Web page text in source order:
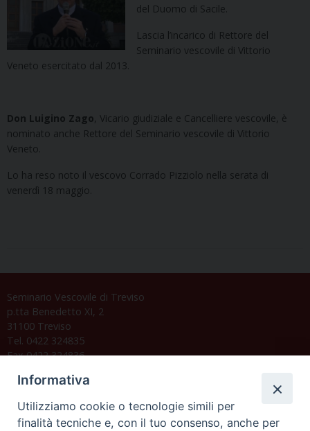
del Duomo di Sacile.
Lascia l’incarico di Rettore del
Seminario vescovile di Vittorio
Veneto esercitato dal 2013.
Don Luigino Zago, Vicario giudiziale e Cancelliere vescovile, è
nominato anche Rettore del Seminario vescovile di Vittorio
Veneto.
Lo ha reso noto il vescovo Corrado Pizziolo nella serata di
venerdì 18 maggio.
Seminario Vescovile di Treviso
p.tta Benedetto XI, 2
31100 Treviso
Tel. 0422 324835
Fax 0422 324836
C.F. 94004060268
Informativa
Utilizziamo cookie o tecnologie simili per
finalità tecniche e, con il tuo consenso, anche per